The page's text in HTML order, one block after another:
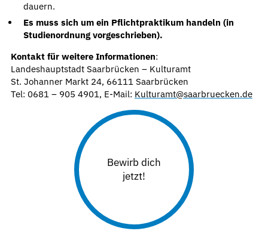
dauern.
Es muss sich um ein Pflichtpraktikum handeln (in
Studienordnung vorgeschrieben).
Kontakt für weitere Informationen:
Landeshauptstadt Saarbrücken – Kulturamt
St. Johanner Markt 24, 66111 Saarbrücken
Tel: 0681 – 905 4901, E-Mail: Kulturamt@saarbruecken.de
Bewirb dich
jetzt!